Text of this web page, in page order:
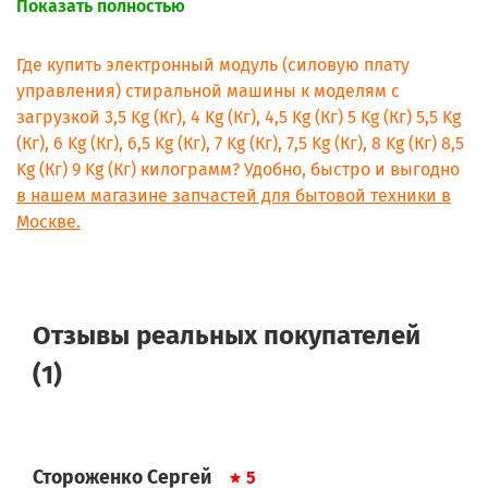
914515240 AEG ELECTROLUX L60890
914515242 AEG ELECTROLUX L60822
914515243 AEG ELECTROLUX L62822
914515251 AEG ELECTROLUX L1060EL
914515251 AEG ELECTROLUX L1060EL
914515258 AEG ELECTROLUX L60800
914515258 AEG ELECTROLUX L60800
914515259 AEG ELECTROLUX L64680
914515259 AEG ELECTROLUX L64680
914515260 AEG ELECTROLUX L62680
914517366 ELECTROLUX EWF1420
914517367 ELECTROLUX EWF1220
914517369 ELECTROLUX EWF1225
914517400 ELECTROLUX EWF1221
Показать полностью
Где купить электронный модуль (силовую плату
управления) стиральной машины к моделям с
загрузкой 3,5 Kg (Кг), 4 Kg (Кг), 4,5 Kg (Кг) 5 Kg (Кг) 5,5 Kg
(Кг), 6 Kg (Кг), 6,5 Kg (Кг), 7 Kg (Кг), 7,5 Kg (Кг), 8 Kg (Кг) 8,5
Kg (Кг) 9 Kg (Кг) килограмм? Удобно, быстро и выгодно
в нашем магазине запчастей для бытовой техники в
Москве.
Отзывы реальных покупателей
(1)
Стороженко Сергей 5